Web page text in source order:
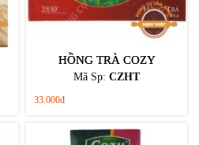
HỒNG TRÀ COZY
Mã Sp: CZHT
33.000đ